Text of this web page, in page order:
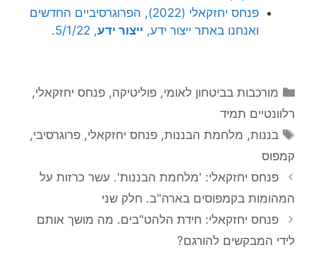
פנחס יחזקאלי (2022), הפרוגרסיביים החדשים
ואנחנו באתר ייצור ידע, ייצור ידע, 5/1/22.
קטגוריות
מורכבות בביטחון לאומי,פוליטיקה,פנחס יחזקאלי,
רלוונטיים תמיד
תגיות
בננות, מלחמת הבננות,פנחס יחזקאלי,פרוגרסיבי,
קמפוס
פנחס יחזקאלי: 'מלחמת הבננות'. עשר כרזות על
המהומות בקמפוסים בארה"ב. חלק שני
פנחס יחזקאלי: חידת הלהט"בים. מה מושך אותם
לידי המבקשים להורגם?